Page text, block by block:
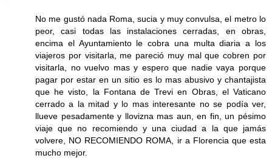
No me gustó nada Roma, sucia y muy convulsa, el metro lo
peor, casi todas las instalaciones cerradas, en obras,
encima el Ayuntamiento le cobra una multa diaria a los
viajeros por visitarla, me pareció muy mal que cobren por
visitarla, no vuelvo mas y espero que nadie vaya porque
pagar por estar en un sitio es lo mas abusivo y chantajista
que he visto, la Fontana de Trevi en Obras, el Vaticano
cerrado a la mitad y lo mas interesante no se podía ver,
llueve pesadamente y llovizna mas aun, en fin, un pésimo
viaje que no recomiendo y una ciudad a la que jamás
volvere, NO RECOMIENDO ROMA, ir a Florencia que esta
mucho mejor.